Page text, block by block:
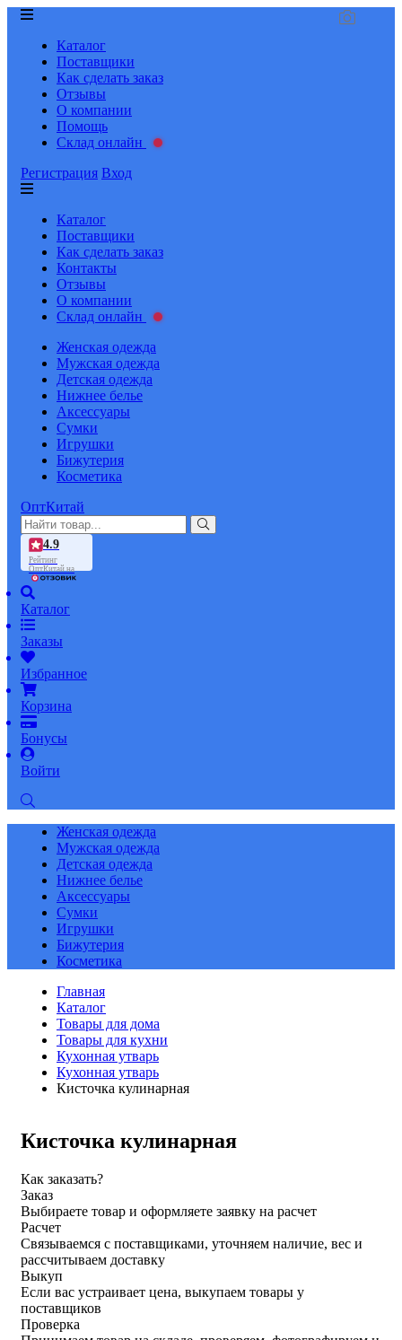
Каталог
Поставщики
Как сделать заказ
Отзывы
О компании
Помощь
Склад онлайн
Регистрация Вход
Каталог
Поставщики
Как сделать заказ
Контакты
Отзывы
О компании
Склад онлайн
Женская одежда
Мужская одежда
Детская одежда
Нижнее белье
Аксессуары
Сумки
Игрушки
Бижутерия
Косметика
ОптКитай
4.9
Рейтинг
ОптКитай на
Каталог
Заказы
Избранное
Корзина
Бонусы
Войти
Женская одежда
Мужская одежда
Детская одежда
Нижнее белье
Аксессуары
Сумки
Игрушки
Бижутерия
Косметика
Главная
Каталог
Товары для дома
Товары для кухни
Кухонная утварь
Кухонная утварь
Кисточка кулинарная
Кисточка кулинарная
Как заказать?
Заказ
Выбираете товар и оформляете заявку на расчет
Расчет
Связываемся с поставщиками, уточняем наличие, вес и
рассчитываем доставку
Выкуп
Если вас устраивает цена, выкупаем товары у
поставщиков
Проверка